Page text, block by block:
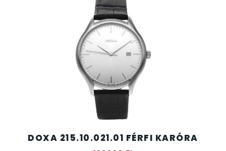
DOXA 215.10.021.01 FÉRFI KARÓRA
ZSOLNAY PORCELÁN